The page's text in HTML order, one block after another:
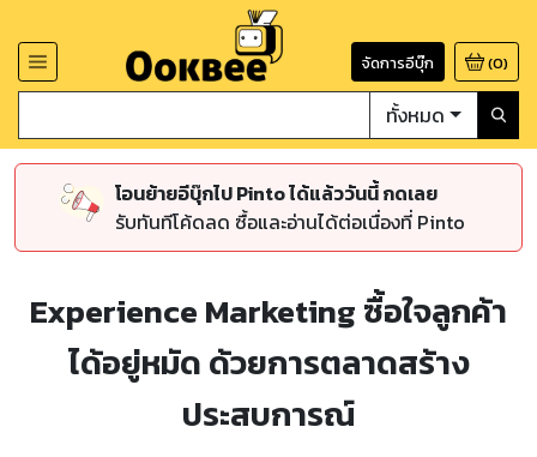
จัดการอีบุ๊ก (0)
ทั้งหมด
โอนย้ายอีบุ๊กไป Pinto ได้แล้ววันนี้ กดเลย
รับทันทีโค้ดลด ซื้อและอ่านได้ต่อเนื่องที่ Pinto
Experience Marketing ซื้อใจลูกค้า
ได้อยู่หมัด ด้วยการตลาดสร้าง
ประสบการณ์